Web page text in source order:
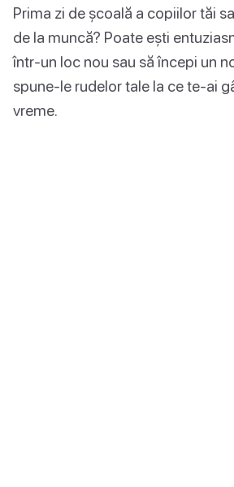
Prima zi de școală a copiilor tăi
de la muncă? Poate ești
într-un loc nou sau să începi un
spune-le rudelor tale la ce te-ai
vreme.